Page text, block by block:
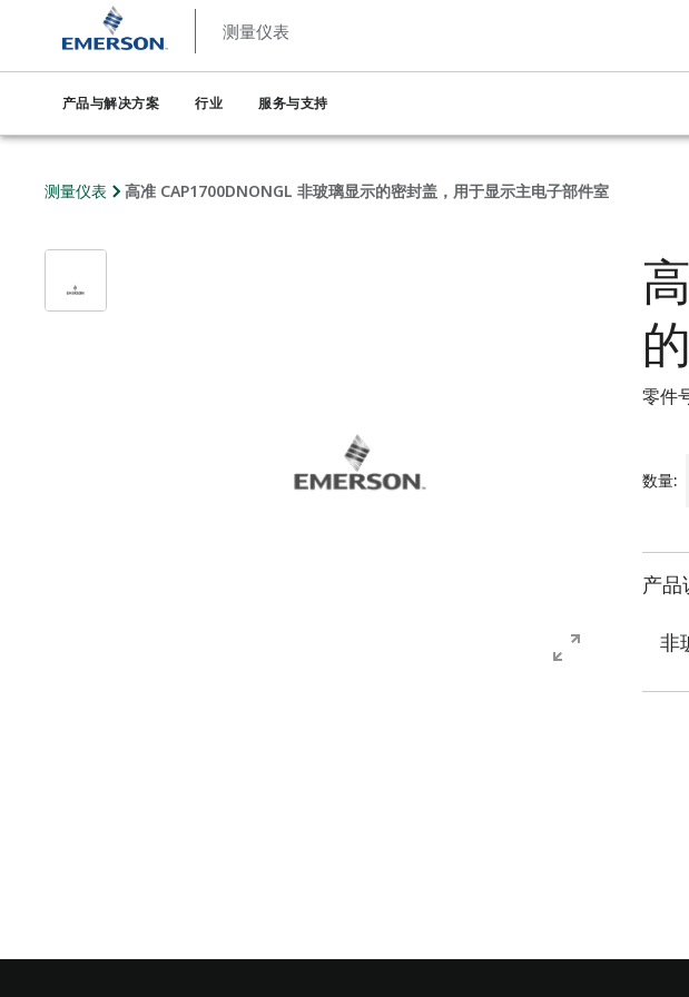
测量仪表
产品与解决方案 行业 服务与支持
测量仪表 高准 CAP1700DNONGL 非玻璃显示的密封盖，用于显示主电子部件室
零件
数量:
产品
非